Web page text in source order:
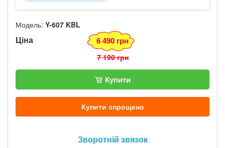
Модель: Y-607 KBL
Ціна 6 490 грн
7 190 грн
Купити
Купити спрощено
Зворотній звязок